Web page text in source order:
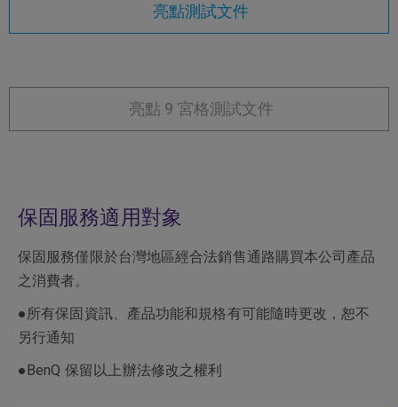
亮點測試文件
亮點 9 宮格測試文件
保固服務適用對象
保固服務僅限於台灣地區經合法銷售通路購買本公司產品
之消費者。
●所有保固資訊、產品功能和規格有可能隨時更改，恕不
另行通知
●BenQ 保留以上辦法修改之權利